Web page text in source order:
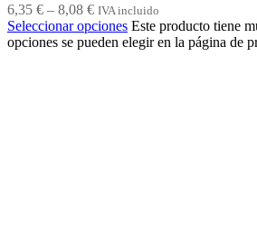
6,35 € – 8,08 € IVA incluido
Seleccionar opciones Este producto tiene
opciones se pueden elegir en la página de